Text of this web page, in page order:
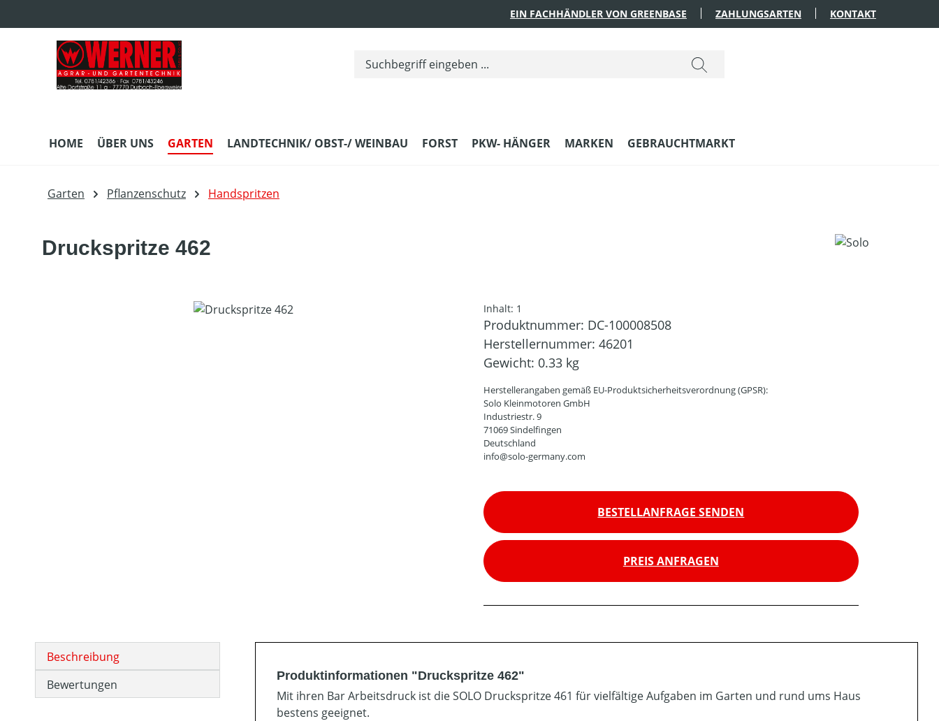
EIN FACHHÄNDLER VON GREENBASE ZAHLUNGSARTEN KONTAKT
HOME ÜBER UNS GARTEN LANDTECHNIK/ OBST-/ WEINBAU FORST PKW- HÄNGER MARKEN GEBRAUCHTMARKT
Garten Pflanzenschutz Handspritzen
Druckspritze 462
Inhalt: 1
Produktnummer: DC-100008508
Herstellernummer: 46201
Gewicht: 0.33 kg
Herstellerangaben gemäß EU-Produktsicherheitsverordnung (GPSR):
Solo Kleinmotoren GmbH
Industriestr. 9
71069 Sindelfingen
Deutschland
info@solo-germany.com
BESTELLANFRAGE SENDEN
PREIS ANFRAGEN
Beschreibung
Bewertungen
Produktinformationen "Druckspritze 462"
Mit ihren Bar Arbeitsdruck ist die SOLO Druckspritze 461 für vielfältige Aufgaben im Garten und rund ums Haus
bestens geeignet.